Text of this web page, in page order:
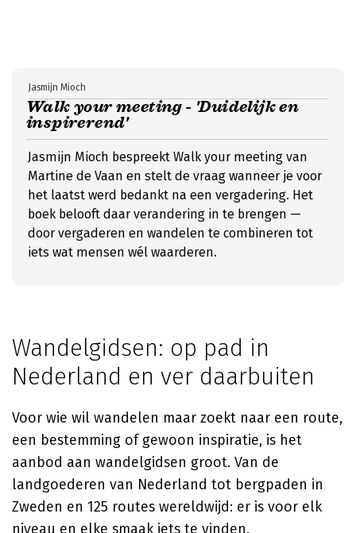
Walk your meeting - 'Duidelijk en
inspirerend'
Jasmijn Mioch
Jasmijn Mioch bespreekt Walk your meeting van
Martine de Vaan en stelt de vraag wanneer je voor
het laatst werd bedankt na een vergadering. Het
boek belooft daar verandering in te brengen —
door vergaderen en wandelen te combineren tot
iets wat mensen wél waarderen.
Wandelgidsen: op pad in
Nederland en ver daarbuiten
Voor wie wil wandelen maar zoekt naar een route,
een bestemming of gewoon inspiratie, is het
aanbod aan wandelgidsen groot. Van de
landgoederen van Nederland tot bergpaden in
Zweden en 125 routes wereldwijd: er is voor elk
niveau en elke smaak iets te vinden.